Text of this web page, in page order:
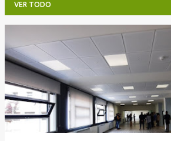
VER TODO
E
n
t
r
a
d